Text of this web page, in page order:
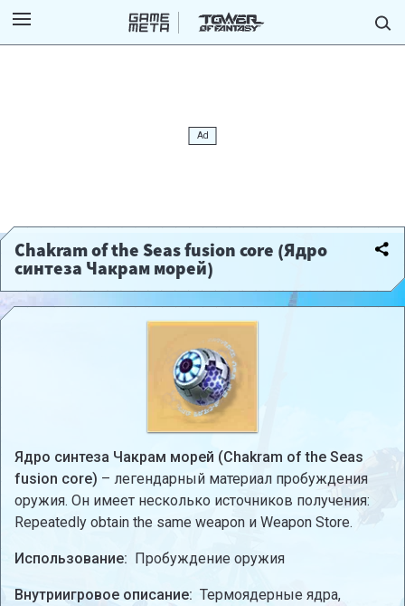
Chakram of the Seas fusion core (Ядро
синтеза Чакрам морей)
Ядро синтеза Чакрам морей (Chakram of the Seas
fusion core) – легендарный материал пробуждения
оружия. Он имеет несколько источников получения:
Repeatedly obtain the same weapon и Weapon Store.
Использование: Пробуждение оружия
Внутриигровое описание: Термоядерные ядра,